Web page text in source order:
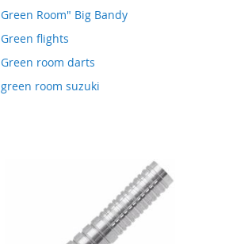
Green Room" Big Bandy
Green flights
Green room darts
green room suzuki